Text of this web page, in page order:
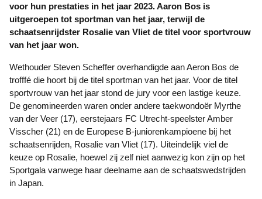
voor hun prestaties in het jaar 2023. Aaron Bos is
uitgeroepen tot sportman van het jaar, terwijl de
schaatsenrijdster Rosalie van Vliet de titel voor sportvrouw
van het jaar won.
Wethouder Steven Scheffer overhandigde aan Aeron Bos de
trofffé die hoort bij de titel sportman van het jaar. Voor de titel
sportvrouw van het jaar stond de jury voor een lastige keuze.
De genomineerden waren onder andere taekwondoër Myrthe
van der Veer (17), eerstejaars FC Utrecht-speelster Amber
Visscher (21) en de Europese B-juniorenkampioene bij het
schaatsenrijden, Rosalie van Vliet (17). Uiteindelijk viel de
keuze op Rosalie, hoewel zij zelf niet aanwezig kon zijn op het
Sportgala vanwege haar deelname aan de schaatswedstrijden
in Japan.